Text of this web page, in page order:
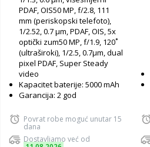
PDAF, OIS50 MP, f/2.8, 111
mm (periskopski telefoto),
1/2.52, 0.7 µm, PDAF, OIS, 5x
optički zum50 MP, f/1.9, 120˚
(ultraširoki), 1/2.5, 0.7µm, dual
pixel PDAF, Super Steady
video
Kapacitet baterije: 5000 mAh
Garancija: 2 god
Povrat robe moguć unutar 15
dana
Dostavljamo već od